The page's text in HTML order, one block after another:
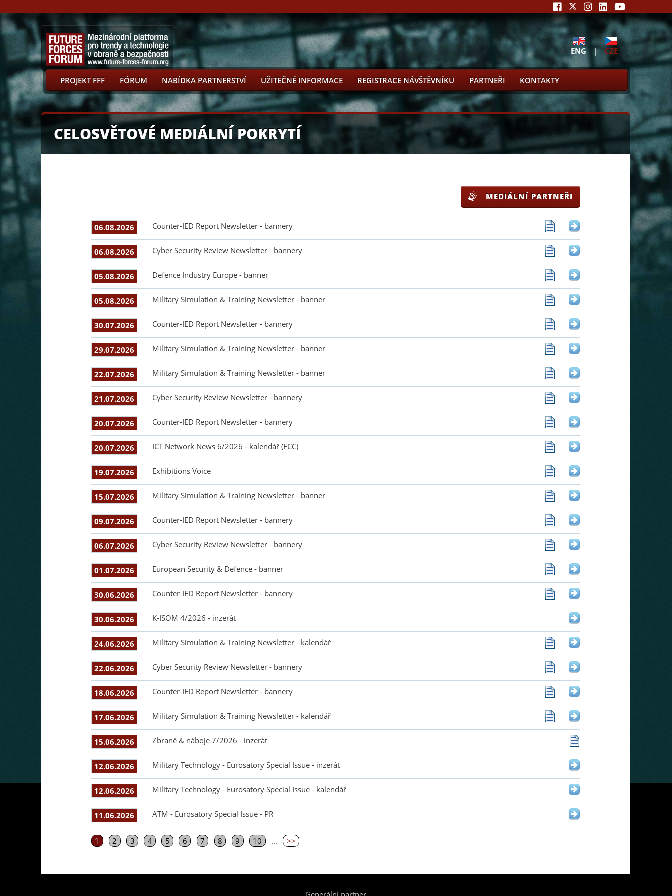
ENG | CZE
PROJEKT FFF FÓRUM NABÍDKA PARTNERSTVÍ UŽITEČNÉ INFORMACE REGISTRACE NÁVŠTĚVNÍKŮ PARTNEŘI KONTAKTY
CELOSVĚTOVÉ MEDIÁLNÍ POKRYTÍ
MEDIÁLNÍ PARTNEŘI
06.08.2026 Counter-IED Report Newsletter - bannery
06.08.2026 Cyber Security Review Newsletter - bannery
05.08.2026 Defence Industry Europe - banner
05.08.2026 Military Simulation & Training Newsletter - banner
30.07.2026 Counter-IED Report Newsletter - bannery
29.07.2026 Military Simulation & Training Newsletter - banner
22.07.2026 Military Simulation & Training Newsletter - banner
21.07.2026 Cyber Security Review Newsletter - bannery
20.07.2026 Counter-IED Report Newsletter - bannery
20.07.2026 ICT Network News 6/2026 - kalendář (FCC)
19.07.2026 Exhibitions Voice
15.07.2026 Military Simulation & Training Newsletter - banner
09.07.2026 Counter-IED Report Newsletter - bannery
06.07.2026 Cyber Security Review Newsletter - bannery
01.07.2026 European Security & Defence - banner
30.06.2026 Counter-IED Report Newsletter - bannery
30.06.2026 K-ISOM 4/2026 - inzerát
24.06.2026 Military Simulation & Training Newsletter - kalendář
22.06.2026 Cyber Security Review Newsletter - bannery
18.06.2026 Counter-IED Report Newsletter - bannery
17.06.2026 Military Simulation & Training Newsletter - kalendář
15.06.2026 Zbraně & náboje 7/2026 - inzerát
12.06.2026 Military Technology - Eurosatory Special Issue - inzerát
12.06.2026 Military Technology - Eurosatory Special Issue - kalendář
11.06.2026 ATM - Eurosatory Special Issue - PR
1 2 3 4 5 6 7 8 9 10 ... >>